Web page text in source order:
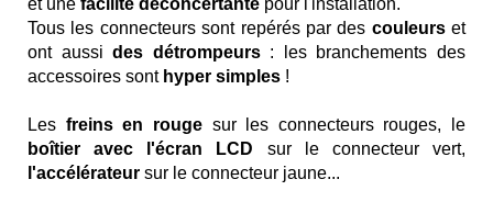
et une facilité déconcertante pour l'installation.
Tous les connecteurs sont repérés par des couleurset
ont aussides détrompeurs: les branchements des
accessoires sont hyper simples !
Les freins en rougesur les connecteurs rouges, le
boîtier avec l'écran LCD sur le connecteur vert,
l'accélérateur sur le connecteur jaune...